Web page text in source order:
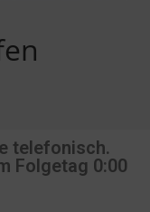
telefonisch.
Folgetag 0:00